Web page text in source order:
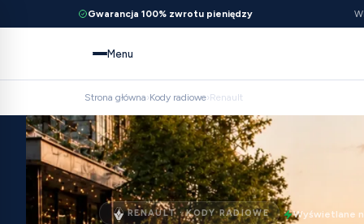
Gwarancja 100% zwrotu pieniędzy
Menu
Strona główna›Kody radiowe›Renault
RENAULT · KODY RADIOWE Wyświetlane